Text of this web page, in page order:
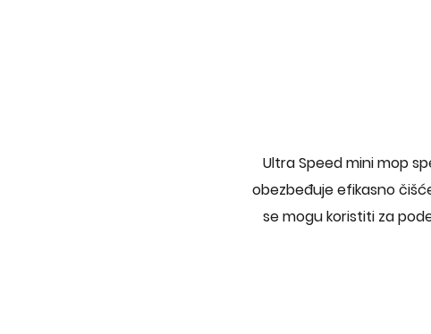
Ultra Speed mini mop
obezbeđuje efikasno
se mogu koristiti za